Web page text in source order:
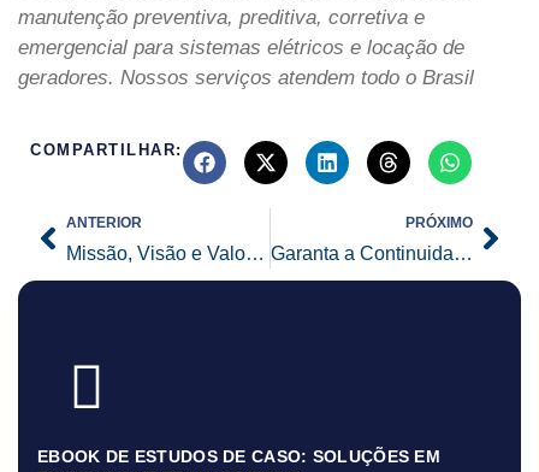
manutenção preventiva, preditiva, corretiva e
emergencial para sistemas elétricos e locação de
geradores. Nossos serviços atendem todo o Brasil
COMPARTILHAR:
Prev
ANTERIOR
Missão, Visão e Valores que Impulsionam Nossa Excelência
PRÓXIMO
Garanta a Continuidade com Quadro de Transferência Automático (QTA) da Exsergia
EBOOK DE ESTUDOS DE CASO: SOLUÇÕES EM